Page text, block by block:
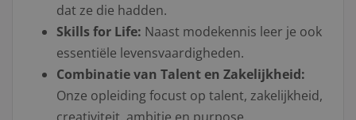
dat ze die hadden.
Skills for Life: Naast modekennis leer je ook
essentiële levensvaardigheden.
Combinatie van Talent en Zakelijkheid:
Onze opleiding focust op talent, zakelijkheid,